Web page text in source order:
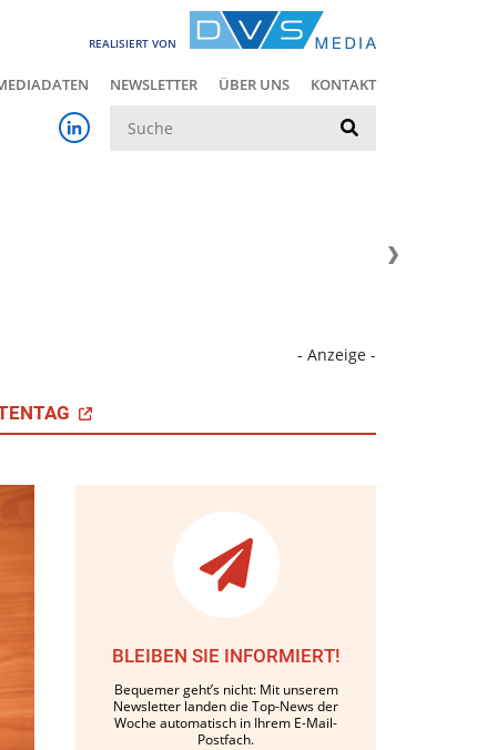
REALISIERT VON
NEWSLETTER ÜBER UNS KONTAKT
- Anzeige -
BLEIBEN SIE INFORMIERT!
Bequemer geht’s nicht: Mit unserem
Newsletter landen die Top-News der
Woche automatisch in Ihrem E-Mail-
Postfach.